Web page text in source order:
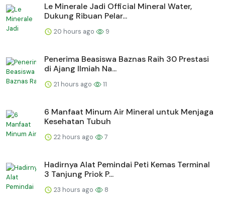
Le Minerale Jadi Official Mineral Water,
Dukung Ribuan Pelar...
20 hours ago 9
Penerima Beasiswa Baznas Raih 30 Prestasi
di Ajang Ilmiah Na...
21 hours ago 11
6 Manfaat Minum Air Mineral untuk Menjaga
Kesehatan Tubuh
22 hours ago 7
Hadirnya Alat Pemindai Peti Kemas Terminal
3 Tanjung Priok P...
23 hours ago 8